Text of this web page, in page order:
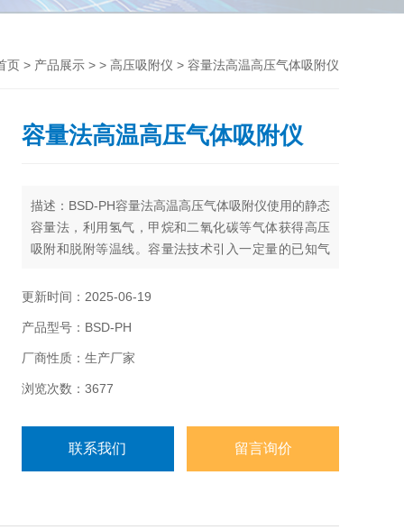
页 > 产品展示 > > 高压吸附仪 > 容量法高温高压气体吸附仪
容量法高温高压气体吸附仪
描述：BSD-PH容量法高温高压气体吸附仪使用的静态
容量法，利用氢气，甲烷和二氧化碳等气体获得高压
吸附和脱附等温线。容量法技术引入一定量的已知气
吸附气体达到平衡时，记录Z终的平衡压力。这些数据
更新时间：2025-06-19
产品型号：BSD-PH
厂商性质：生产厂家
浏览次数：3677
联系我们 留言询价